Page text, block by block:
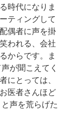
時代になりま
ティングして
偶者に声を掛
われる、会社
からです。ま
が聞こえてく
にとっては、
医者さんほど
声を荒らげた